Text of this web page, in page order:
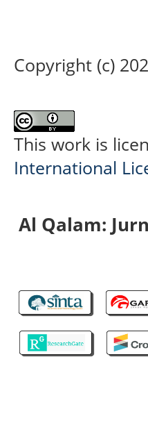
Copyright (c)
This work is
International
Al Qalam: